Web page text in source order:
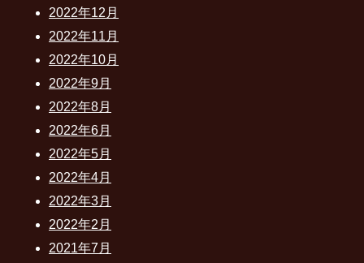
2022年12月
2022年11月
2022年10月
2022年9月
2022年8月
2022年6月
2022年5月
2022年4月
2022年3月
2022年2月
2021年7月